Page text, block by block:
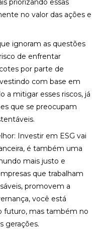
priorizando essas
no valor das ações e
ignoram as questões
de enfrentar
por parte de
com base em
a mitigar esses riscos, já
que se preocupam
Investir em ESG vai
é também uma
mais justo e
que trabalham
promovem a
você está
futuro, mas também no
gerações.